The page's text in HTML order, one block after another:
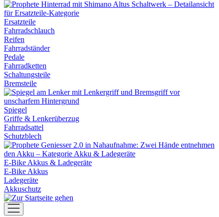
Ersatzteile
Fahrradschlauch
Reifen
Fahrradständer
Pedale
Fahrradketten
Schaltungsteile
Bremsteile
Spiegel
Griffe & Lenkerüberzug
Fahrradsattel
Schutzblech
E-Bike Akkus & Ladegeräte
E-Bike Akkus
Ladegeräte
Akkuschutz